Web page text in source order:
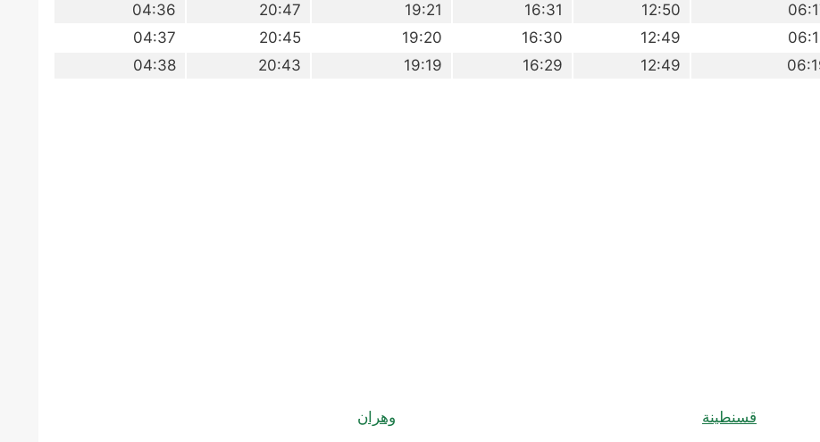
12:50
16:31
19:21
20:47
04:36
12:49
16:30
19:20
20:45
04:37
12:49
16:29
19:19
20:43
04:38
قسنطينة وهران